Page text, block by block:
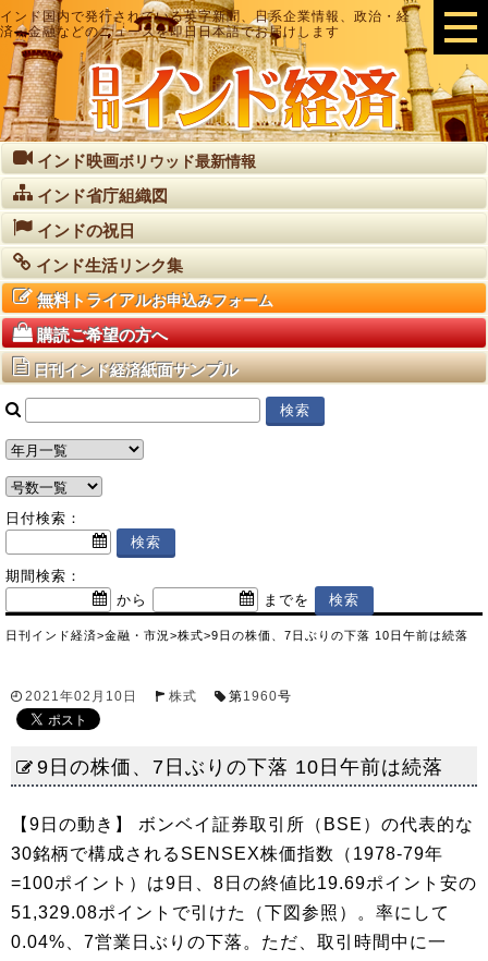
インド国内で発行されている英字新聞、日系企業情報、政治・経
済・金融などのニュースを即日日本語でお届けします
インド映画ボリウッド最新情報
インド省庁組織図
インドの祝日
インド生活リンク集
無料トライアルお申込みフォーム
購読ご希望の方へ
日刊インド経済紙面サンプル
日付検索：
期間検索：
から
までを
日刊インド経済>金融・市況 >株式>9日の株価、7日ぶりの下落 10日午前は続落
2021年02月10日 株式 第1960号
9日の株価、7日ぶりの下落 10日午前は続落
【9日の動き】 ボンベイ証券取引所（BSE）の代表的な
30銘柄で構成されるSENSEX株価指数（1978-79年
=100ポイント）は9日、8日の終値比19.69ポイント安の
51,329.08ポイントで引けた（下図参照）。率にして
0.04%、7営業日ぶりの下落。ただ、取引時間中に一